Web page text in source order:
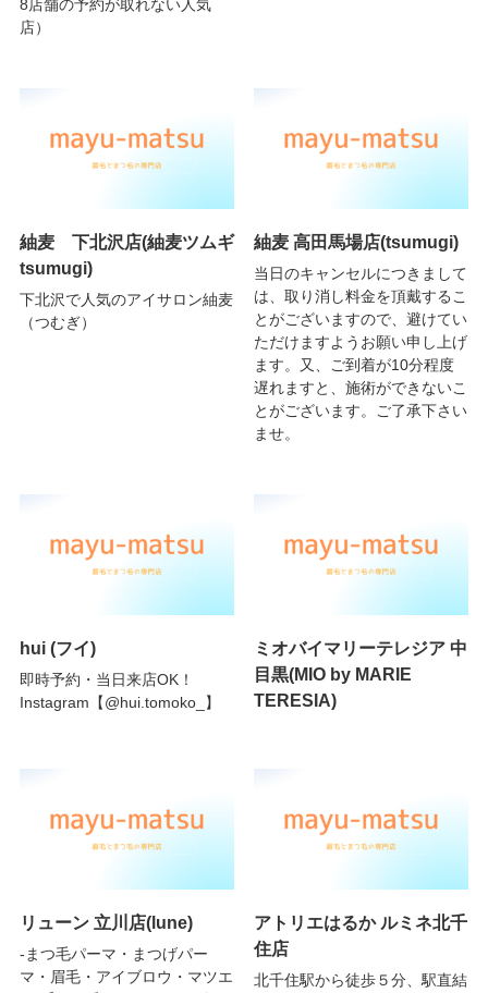
8店舗の予約が取れない人気
店）
紬麦 下北沢店(紬麦ツムギ
tsumugi)
下北沢で人気のアイサロン紬麦
（つむぎ）
紬麦 高田馬場店(tsumugi)
当日のキャンセルにつきまして
は、取り消し料金を頂戴するこ
とがございますので、避けてい
ただけますようお願い申し上げ
ます。又、ご到着が10分程度
遅れますと、施術ができないこ
とがございます。ご了承下さい
ませ。
hui (フイ)
即時予約・当日来店OK！
Instagram【@hui.tomoko_】
ミオバイマリーテレジア 中
目黒(MIO by MARIE
TERESIA)
リューン 立川店(lune)
-まつ毛パーマ・まつげパー
マ・眉毛・アイブロウ・マツエ
アトリエはるか ルミネ北千
住店
北千住駅から徒歩５分、駅直結